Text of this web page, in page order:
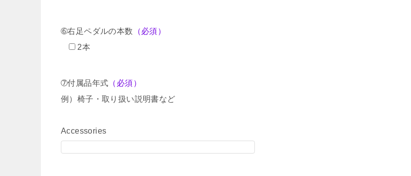
➅右足ペダルの本数 （必須）
2本
➆付属品年式 （必須）
例）椅子・取り扱い説明書など
Accessories